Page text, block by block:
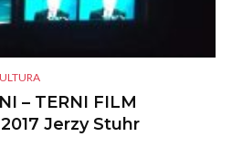
– TERNI FILM
Jerzy Stuhr